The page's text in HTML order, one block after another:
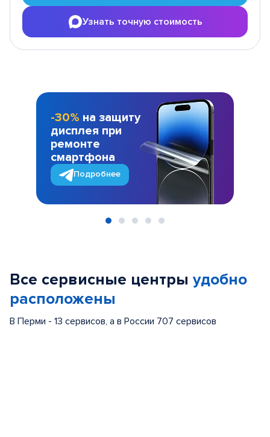
Узнать точную стоимость
-30% на защиту
дисплея при
ремонте
смартфона
Подробнее
Все сервисные центры удобно
расположены
В Перми - 13 сервисов, а в России 707 сервисов